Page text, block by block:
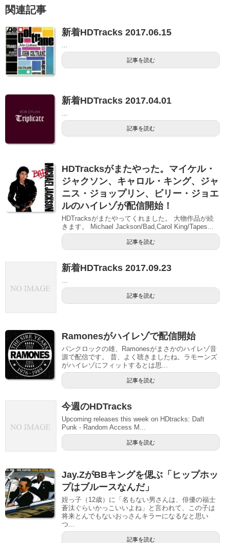
関連記事
新着HDTracks 2017.06.15
記事を読む
新着HDTracks 2017.04.01
記事を読む
HDTracksがまたやった。マイケル・
ジャクソン、キャロル・キング、ジャ
ニス・ジョップリン、ビリー・ジョエ
ルのハイレゾが配信開始！
HDTracksがまたやってくれました。 大物作品が続
きます。 Michael Jackson/Bad,Carol King/Tapes...
記事を読む
新着HDTracks 2017.09.23
記事を読む
Ramonesがハイレゾで配信開始
パンクロックの雄、Ramonesがまさかのハイレゾ音
源で配信です。 昔、よく聴きましたね。ラモーンズ
がハイレゾにフィットするとは思...
記事を読む
今週のHDTracks
Upcoming releases this week on HDtracks: Daft
Punk - Random Access M...
記事を読む
Jay.ZがBBキングを偲ぶ「ヒップホッ
プはブルースなんだ」
姪っ子（12歳）に「名もない男さんは、俳優の福士
蒼汰ぐらいかっこいいよね」と言われて、この子は
将来とんでもないおっさんキラーになるなと思い
つ...
記事を読む